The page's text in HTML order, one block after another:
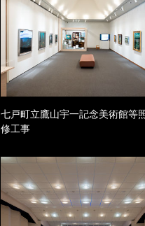
七戸町立鷹山宇一記念美術館等
修工事